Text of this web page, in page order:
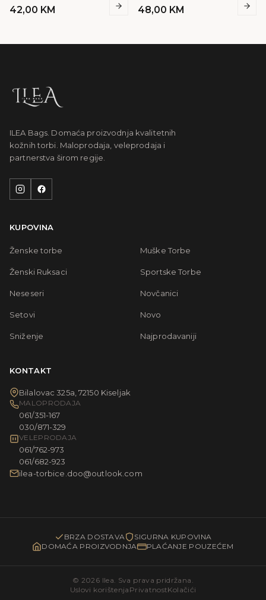
42,00 KM 48,00 KM
ILEA Bags. Domaća proizvodnja kvalitetnih
kožnih torbi. Maloprodaja, veleprodaja i
partnerstva širom regije.
KUPOVINA
Ženske torbe Muške Torbe
Ženski Ruksaci Sportske Torbe
Neseseri Novčanici
Setovi Novo
Sniženje Najprodavaniji
KONTAKT
Bilalovac 325a, 72150 Kiseljak
MALOPRODAJA
061/351-167
030/871-329
VELEPRODAJA
061/762-973
061/682-923
ilea-torbice.doo@outlook.com
BRZA DOSTAVA
SIGURNA KUPOVINA
DOMAĆA PROIZVODNJA
PLAĆANJE POUZEĆEM
© 2026 Ilea. Sva prava pridržana.
Uslovi korištenja PrivatnostKolačići